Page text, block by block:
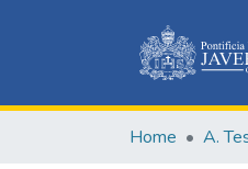
Home A.